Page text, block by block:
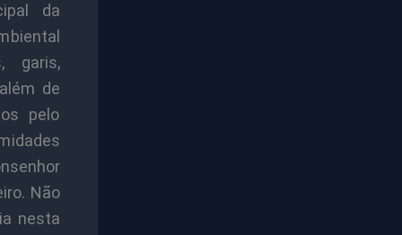
da
garis,
de
pelo
Não
nesta